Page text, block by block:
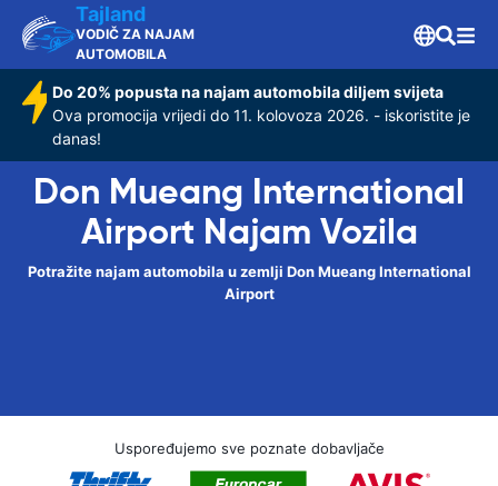
Tajland
VODIČ ZA NAJAM
AUTOMOBILA
Do 20% popusta na najam automobila diljem svijeta
Ova promocija vrijedi do 11. kolovoza 2026. - iskoristite je
danas!
Don Mueang International
Airport Najam Vozila
Potražite najam automobila u zemlji Don Mueang International
Airport
Uspoređujemo sve poznate dobavljače